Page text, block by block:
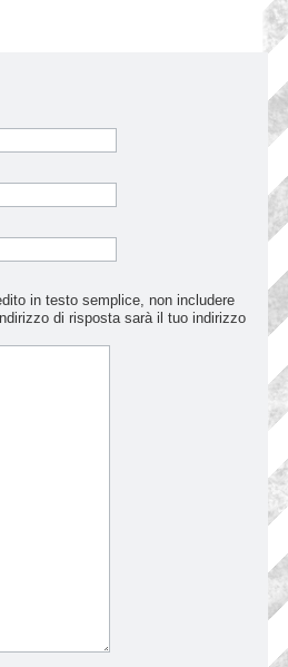
in testo semplice, non includere
di risposta sarà il tuo indirizzo